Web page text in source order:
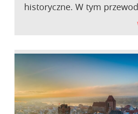
historyczne. W tym